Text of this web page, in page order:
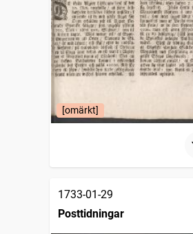
[omärkt]
1733-01-29
Posttidningar